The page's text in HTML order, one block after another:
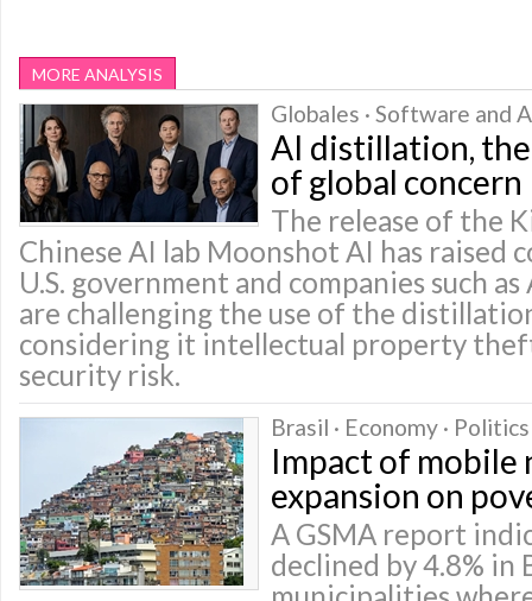
MORE ANALYSIS
Globales · Software and
AI distillation,
of global concern
The release of the
Chinese AI lab Moonshot AI has raised
U.S. government and companies such
are challenging the use of the
considering it intellectual property
security risk.
Brasil · Economy · Politics
Impact of
expansion on
A GSMA report
declined by 4.8% in